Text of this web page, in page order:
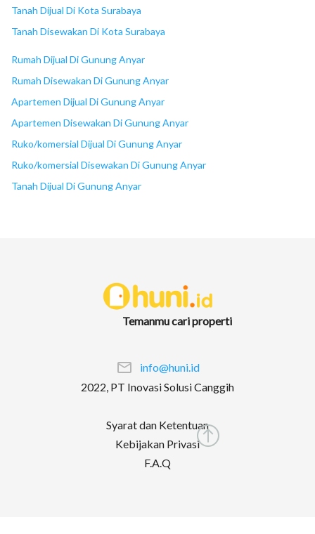
Tanah Dijual Di Kota Surabaya
Tanah Disewakan Di Kota Surabaya
Rumah Dijual Di Gunung Anyar
Rumah Disewakan Di Gunung Anyar
Apartemen Dijual Di Gunung Anyar
Apartemen Disewakan Di Gunung Anyar
Ruko/komersial Dijual Di Gunung Anyar
Ruko/komersial Disewakan Di Gunung Anyar
Tanah Dijual Di Gunung Anyar
Temanmu cari properti
info@huni.id
2022, PT Inovasi Solusi Canggih
Syarat dan Ketentuan
Kebijakan Privasi
F.A.Q